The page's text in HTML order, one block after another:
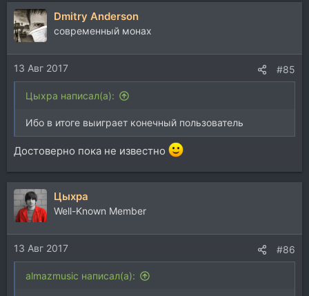
Dmitry Anderson
современный монах
13 Авг 2017 #85
Цыхра написал(а):
Ибо в итоге выиграет конечный пользователь
Достоверно пока не известно
Цыхра
Well-Known Member
13 Авг 2017 #86
almazmusic написал(а):